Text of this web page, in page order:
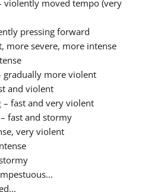
violently moved tempo (very
pressing forward
more severe, more intense
gradually more violent
and violent
– fast and very violent
– fast and stormy
very violent